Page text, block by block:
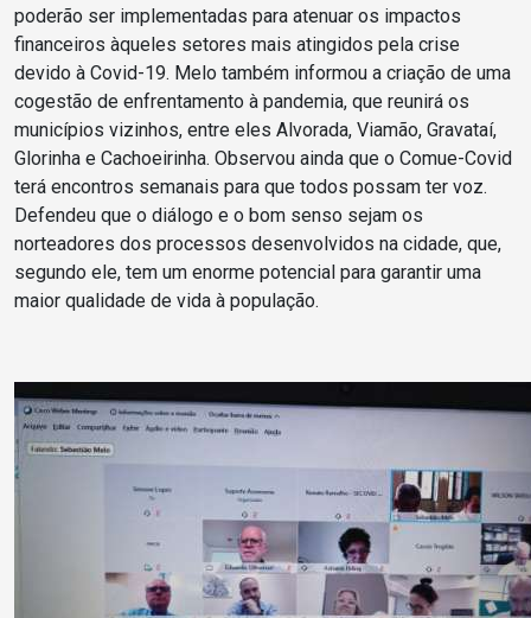
poderão ser implementadas para atenuar os impactos
financeiros àqueles setores mais atingidos pela crise
devido à Covid-19. Melo também informou a criação de uma
cogestão de enfrentamento à pandemia, que reunirá os
municípios vizinhos, entre eles Alvorada, Viamão, Gravataí,
Glorinha e Cachoeirinha. Observou ainda que o Comue-Covid
terá encontros semanais para que todos possam ter voz.
Defendeu que o diálogo e o bom senso sejam os
norteadores dos processos desenvolvidos na cidade, que,
segundo ele, tem um enorme potencial para garantir uma
maior qualidade de vida à população.